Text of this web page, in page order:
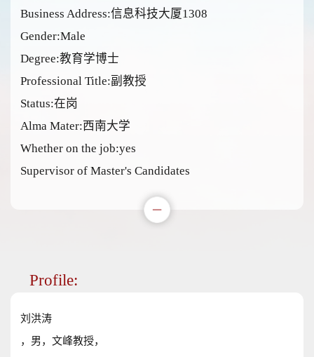
Business Address:信息科技大厦1308
Gender:Male
Degree:教育学博士
Professional Title:副教授
Status:在岗
Alma Mater:西南大学
Whether on the job:yes
Supervisor of Master's Candidates
Profile:
刘洪涛
，男，文峰教授，